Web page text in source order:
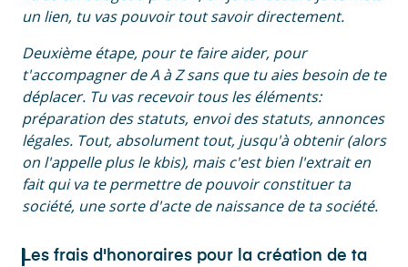
un lien, tu vas pouvoir tout savoir directement.
Deuxième étape, pour te faire aider, pour
t'accompagner de A à Z sans que tu aies besoin de te
déplacer. Tu vas recevoir tous les éléments:
préparation des statuts, envoi des statuts, annonces
légales. Tout, absolument tout, jusqu'à obtenir (alors
on l'appelle plus le kbis), mais c'est bien l'extrait en
fait qui va te permettre de pouvoir constituer ta
société, une sorte d'acte de naissance de ta société.
Les frais d'honoraires pour la création de ta